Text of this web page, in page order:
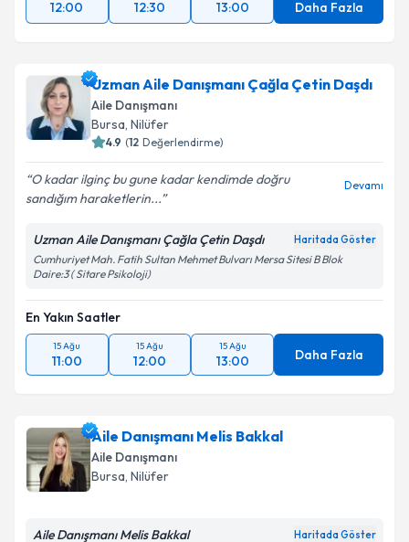
12:00 12:30 13:00 Daha Fazla
Uzman Aile Danışmanı Çağla Çetin Daşdı
Aile Danışmanı
Bursa, Nilüfer
4.9 (12 Değerlendirme)
O kadar ilginç bu gune kadar kendimde doğru
sandığım haraketlerin...
Devamı
Uzman Aile Danışmanı Çağla Çetin Daşdı Haritada Göster
Cumhuriyet Mah. Fatih Sultan Mehmet Bulvarı Mersa Sitesi B Blok
Daire:3 ( Sitare Psikoloji)
En Yakın Saatler
15 Ağu
11:00
15 Ağu
12:00
15 Ağu
13:00 Daha Fazla
Aile Danışmanı Melis Bakkal
Aile Danışmanı
Bursa, Nilüfer
Aile Danışmanı Melis Bakkal Haritada Göster